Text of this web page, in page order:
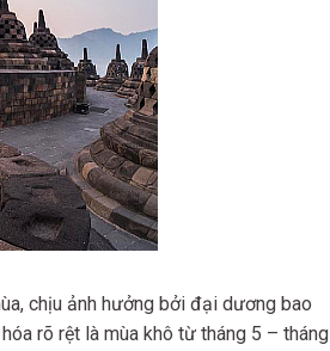
chịu ảnh hưởng bởi đại dương bao
rõ rệt là mùa khô từ tháng 5 – tháng